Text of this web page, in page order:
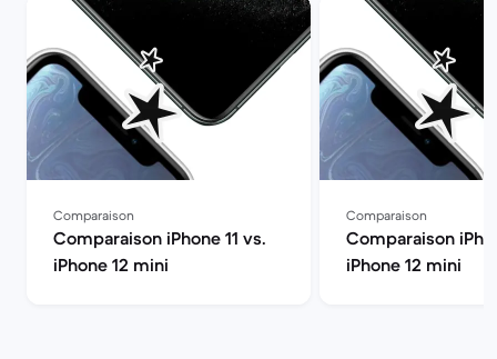
Comparaison
Comparaison iPhone 11 vs.
iPhone 12 mini
Comparaison
Comparaison
iPhone 12 mini